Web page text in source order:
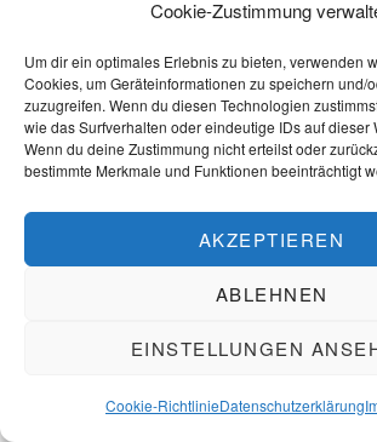
Cookie-Zustimmung
Um dir ein optimales Erlebnis zu bieten, verwenden
Cookies, um Geräteinformationen zu speichern und/
zuzugreifen. Wenn du diesen Technologien
wie das Surfverhalten oder eindeutige IDs auf dieser
Wenn du deine Zustimmung nicht erteilst oder
bestimmte Merkmale und Funktionen beeinträchtigt
AKZEPTIEREN
ABLEHNEN
EINSTELLUNGEN
Cookie-RichtlinieDatenschutzerklärung
Wenn Sie den Cornelias Mittwochsbrief aus
bekommen möchten, einfach hier Ihre
Vorname
Nachname
Datenschutzvereinbarung
Ich habe die Datenschutzvereinnbarung
Abonnement zu bestätigen.